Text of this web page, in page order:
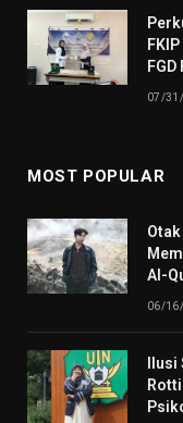
07/
MOST POPULAR
Al-
06/